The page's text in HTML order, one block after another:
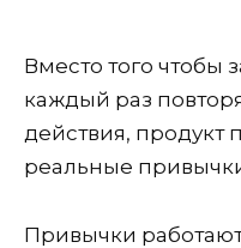
Вместо того чтобы
каждый раз
действия, продукт
реальные
Привычки